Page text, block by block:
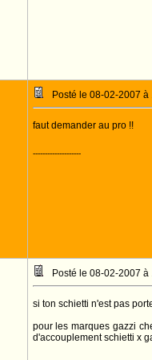
Posté le 08-02-2007
faut demander au pro !!
--------------------
Posté le 08-02-2007
si ton schietti n'est pas
pour les marques gazzi
d'accouplement schietti x